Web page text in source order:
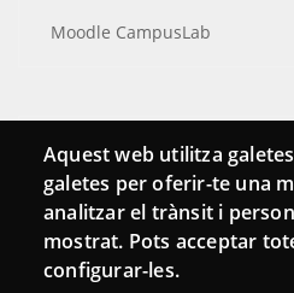
Moodle CampusLab
Conecta
Contacto
Hemeroteca
Aquest web utilitza
galetes per oferir-te una
analitzar el trànsit i
mostrat. Pots acceptar
configurar-les.